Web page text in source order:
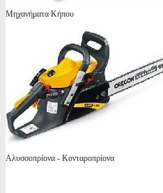
Μηχανήματα Κήπου
Αλυσσοπρίονα - Κονταροπρίονα